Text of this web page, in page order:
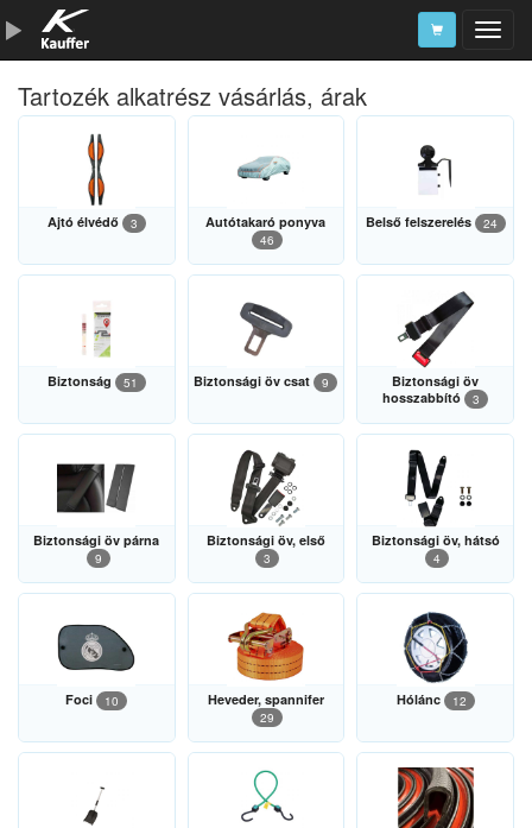
Szerszámkatalógus
Alkatrészek
Tartozék alkatrész vásárlás, árak
Ajtó élvédő 3 Autótakaró ponyva
46
Belső felszerelés 24
Biztonság 51 Biztonsági öv csat 9
Biztonsági öv
hosszabbító
3
Biztonsági öv párna
9
Biztonsági öv, első
3
Biztonsági öv, hátsó
4
Foci 10 Heveder, spannifer
29
Hólánc 12